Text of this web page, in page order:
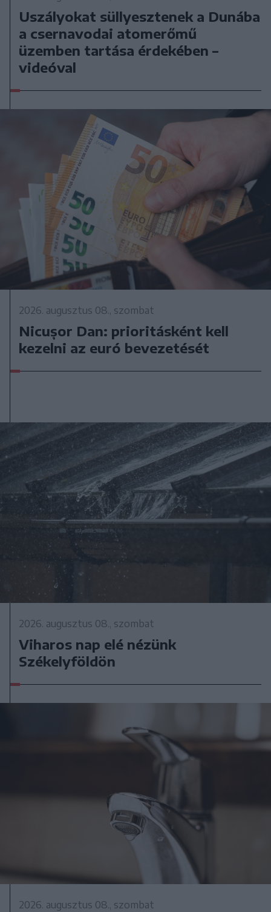
Uszályokat süllyesztenek a Dunába
a csernavodai atomerőmű
üzemben tartása érdekében –
videóval
2026. augusztus 08., szombat
Nicușor Dan: prioritásként kell
kezelni az euró bevezetését
2026. augusztus 08., szombat
Viharos nap elé nézünk
Székelyföldön
2026. augusztus 08., szombat